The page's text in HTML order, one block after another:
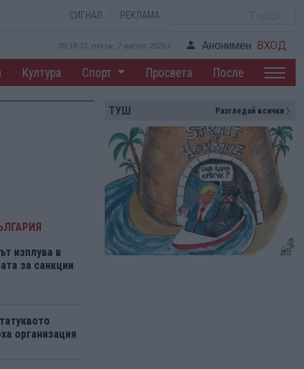
СИГНАЛ РЕКЛАМА
05:18:38, петък, 7 август 2026 г. Анонимен ВХОД
Култура Спорт Просвета После
изплува в
за санкции
организация
ТУШ Разгледай всички